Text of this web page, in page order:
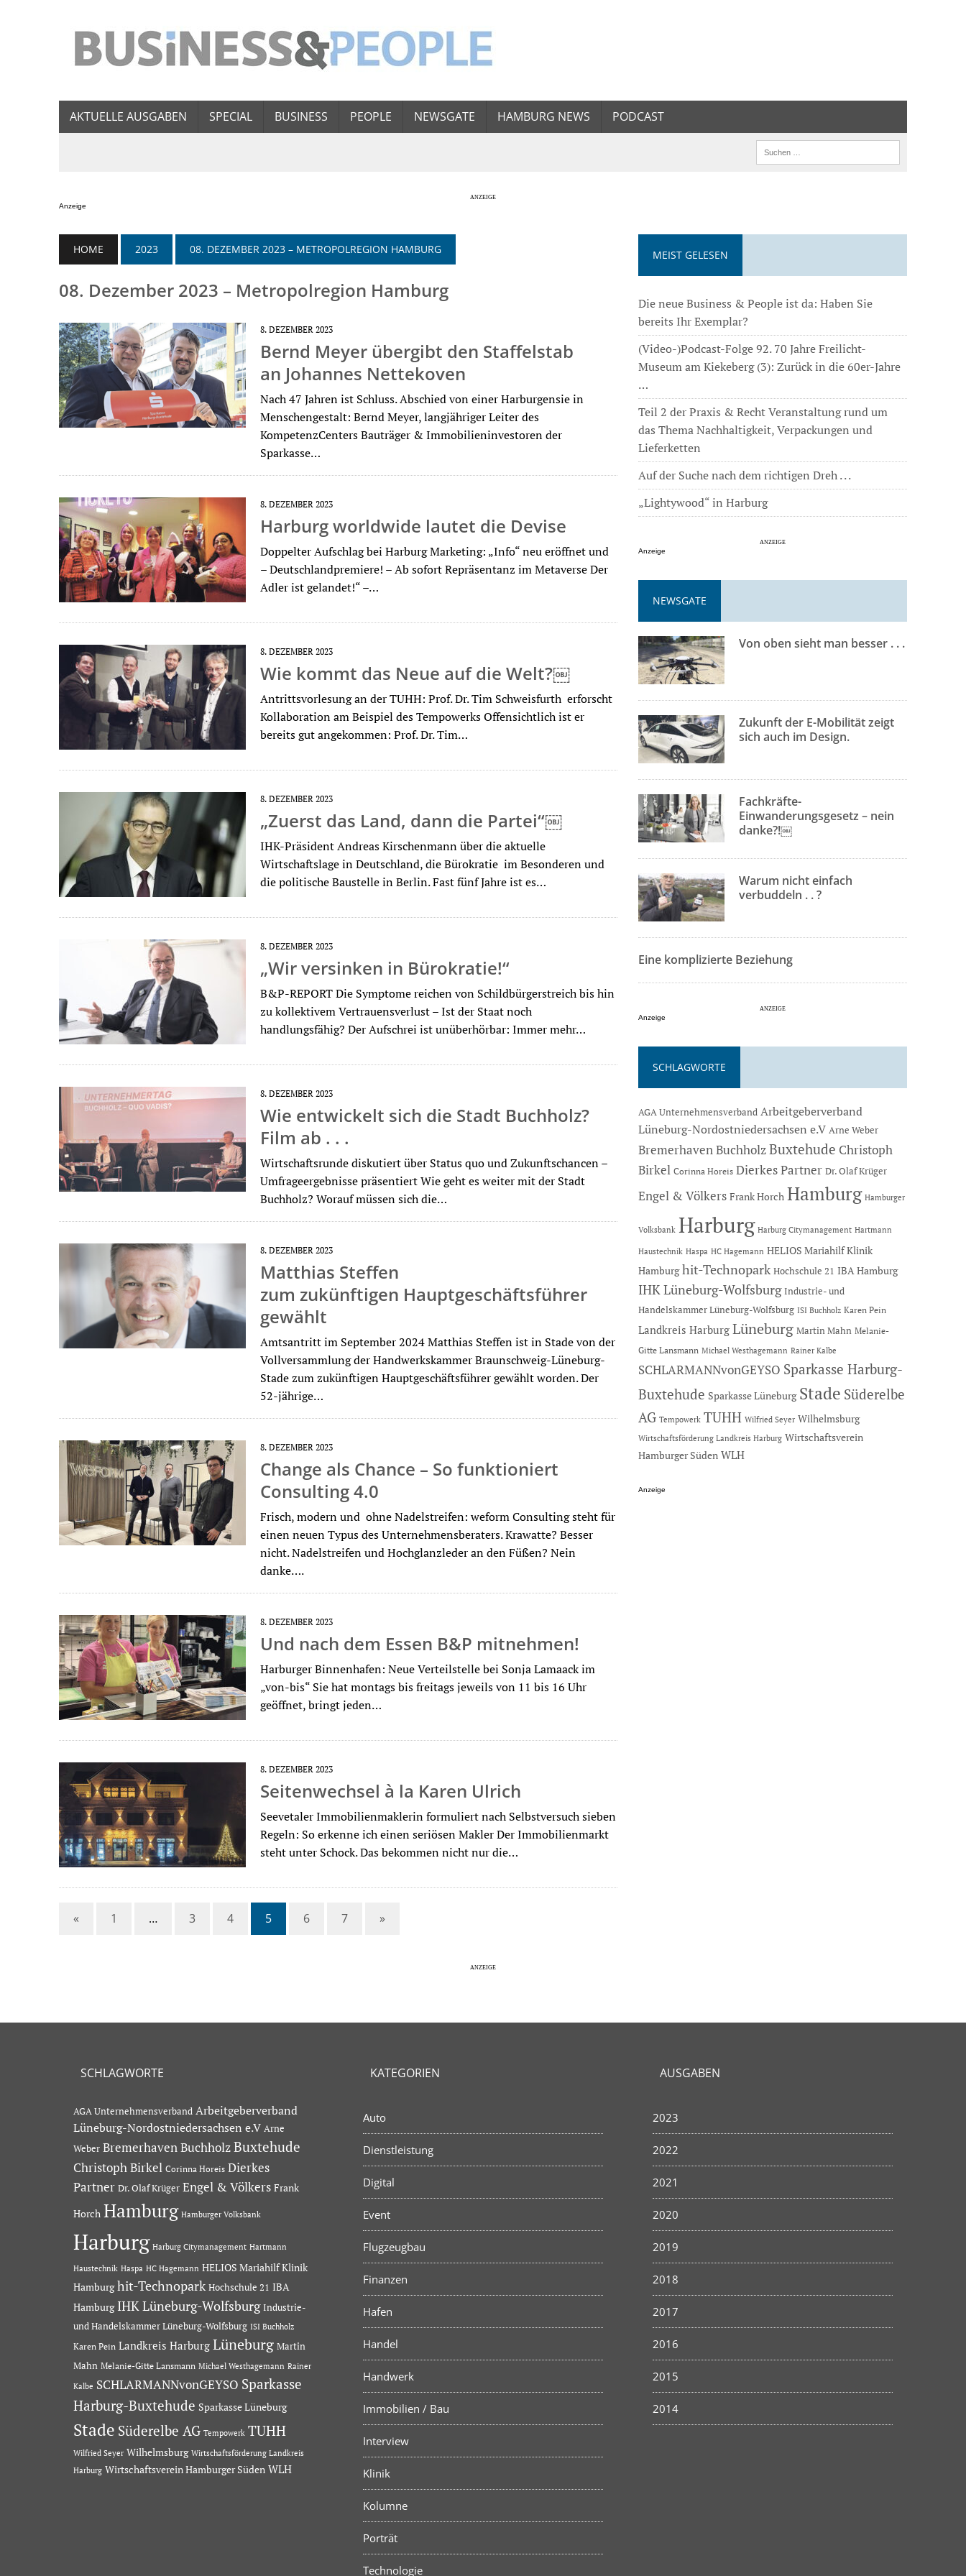
AKTUELLE AUSGABEN SPECIAL BUSINESS PEOPLE NEWSGATE HAMBURG NEWS PODCAST
Anzeige
HOME 2023 08. DEZEMBER 2023 – METROPOLREGION HAMBURG
08. Dezember 2023 – Metropolregion Hamburg
8. DEZEMBER 2023
Bernd Meyer übergibt den Staffelstab
an Johannes Nettekoven
Nach 47 Jahren ist Schluss. Abschied von einer Harburgensie in
Menschengestalt: Bernd Meyer, langjähriger Leiter des
KompetenzCenters Bauträger & Immobilieninvestoren der
Sparkasse…
8. DEZEMBER 2023
Harburg worldwide lautet die Devise
Doppelter Aufschlag bei Harburg Marketing: „Info“ neu eröffnet und
– Deutschlandpremiere! – Ab sofort Repräsentanz im Metaverse Der
Adler ist gelandet!“ –…
8. DEZEMBER 2023
Wie kommt das Neue auf die Welt?￼
Antrittsvorlesung an der TUHH: Prof. Dr. Tim Schweisfurth erforscht
Kollaboration am Beispiel des Tempowerks Offensichtlich ist er
bereits gut angekommen: Prof. Dr. Tim…
8. DEZEMBER 2023
„Zuerst das Land, dann die Partei“￼
IHK-Präsident Andreas Kirschenmann über die aktuelle
Wirtschaftslage in Deutschland, die Bürokratie im Besonderen und
die politische Baustelle in Berlin. Fast fünf Jahre ist es…
8. DEZEMBER 2023
„Wir versinken in Bürokratie!“
B&P-REPORT Die Symptome reichen von Schildbürgerstreich bis hin
zu kollektivem Vertrauensverlust – Ist der Staat noch
handlungsfähig? Der Aufschrei ist unüberhörbar: Im­mer mehr…
8. DEZEMBER 2023
Wie entwickelt sich die Stadt Buchholz?
Film ab . . .
Wirtschaftsrunde diskutiert über Status quo und Zukunftschancen –
Umfrageergebnisse präsentiert Wie geht es weiter mit der Stadt
Buchholz? Worauf müssen sich die…
8. DEZEMBER 2023
Matthias Steffen
zum zukünftigen Hauptgeschäftsführer
gewählt
Amtsantritt im September 2024 Matthias Steffen ist in Stade von der
Vollversammlung der Handwerkskammer Braunschweig-Lüneburg-
Stade zum zukünftigen Hauptgeschäftsführer gewählt worden. Der
52-jährige…
8. DEZEMBER 2023
Change als Chance – So funktioniert
Consulting 4.0
Frisch, modern und ohne Nadelstreifen: weform Consulting steht für
einen neuen Typus des Unternehmensberaters. Krawatte? Besser
nicht. Nadelstreifen und Hochglanzleder an den Füßen? Nein
danke….
8. DEZEMBER 2023
Und nach dem Essen B&P mitnehmen!
Harburger Binnenhafen: Neue Verteilstelle bei Sonja Lamaack im
„von-bis“ Sie hat montags bis freitags jeweils von 11 bis 16 Uhr
geöffnet, bringt jeden…
8. DEZEMBER 2023
Seitenwechsel à la Karen Ulrich
Seevetaler Immobilienmaklerin formuliert nach Selbstversuch sieben
Regeln: So erkenne ich einen seriösen Makler Der Immobilienmarkt
steht unter Schock. Das bekommen nicht nur die…
« 1 … 3 4 5 6 7 »
MEIST GELESEN
Die neue Business & People ist da: Haben Sie
bereits Ihr Exemplar?
(Video-)Podcast-Folge 92. 70 Jahre Freilicht-
Museum am Kiekeberg (3): Zurück in die 60er-Jahre
…
Teil 2 der Praxis & Recht Veranstaltung rund um
das Thema Nachhaltigkeit, Verpackungen und
Lieferketten
Auf der Suche nach dem richtigen Dreh . . .
„Lightywood“ in Harburg
Anzeige
NEWSGATE
Von oben sieht man besser . . .
Zukunft der E-Mobilität zeigt
sich auch im Design.
Fachkräfte-
Einwanderungsgesetz – nein
danke?!￼
Warum nicht einfach
verbuddeln . . ?
Eine komplizierte Beziehung
Anzeige
SCHLAGWORTE
AGA Unternehmensverband Arbeitgeberverband
Lüneburg-Nordostniedersachsen e.V Arne Weber
BremerhavenBuchholzBuxtehude Christoph
Birkel Corinna Horeis Dierkes Partner Dr. Olaf Krüger
Engel & Völkers Frank Horch Hamburg Hamburger
Volksbank Harburg Harburg Citymanagement Hartmann
Haustechnik Haspa HC Hagemann HELIOS Mariahilf Klinik
Hamburg hit-Technopark Hochschule 21 IBA Hamburg
IHK Lüneburg-Wolfsburg Industrie- und
Handelskammer Lüneburg-Wolfsburg ISI Buchholz Karen Pein
Landkreis Harburg Lüneburg Martin Mahn Melanie-
Gitte Lansmann Michael Westhagemann Rainer Kalbe
SCHLARMANNvonGEYSO Sparkasse Harburg-
Buxtehude Sparkasse Lüneburg Stade Süderelbe
AG Tempowerk TUHH Wilfried Seyer Wilhelmsburg
Wirtschaftsförderung Landkreis Harburg Wirtschaftsverein
Hamburger Süden WLH
Anzeige
SCHLAGWORTE
AGA Unternehmensverband Arbeitgeberverband
Lüneburg-Nordostniedersachsen e.V Arne
Weber BremerhavenBuchholzBuxtehude
Christoph Birkel Corinna Horeis Dierkes
Partner Dr. Olaf Krüger Engel & Völkers Frank
Horch Hamburg Hamburger Volksbank
Harburg Harburg Citymanagement Hartmann
Haustechnik Haspa HC Hagemann HELIOS Mariahilf Klinik
Hamburg hit-Technopark Hochschule 21 IBA
Hamburg IHK Lüneburg-Wolfsburg Industrie-
und Handelskammer Lüneburg-Wolfsburg ISI Buchholz
Karen Pein Landkreis Harburg Lüneburg Martin
Mahn Melanie-Gitte Lansmann Michael Westhagemann Rainer
Kalbe SCHLARMANNvonGEYSO Sparkasse
Harburg-Buxtehude Sparkasse Lüneburg
Stade Süderelbe AG Tempowerk TUHH
Wilfried Seyer Wilhelmsburg Wirtschaftsförderung Landkreis
Harburg Wirtschaftsverein Hamburger Süden WLH
KATEGORIEN
Auto
Dienstleistung
Digital
Event
Flugzeugbau
Finanzen
Hafen
Handel
Handwerk
Immobilien / Bau
Interview
Klinik
Kolumne
Porträt
Technologie
AUSGABEN
2023
2022
2021
2020
2019
2018
2017
2016
2015
2014